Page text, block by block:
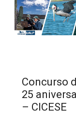
Concurso
25
– CICESE